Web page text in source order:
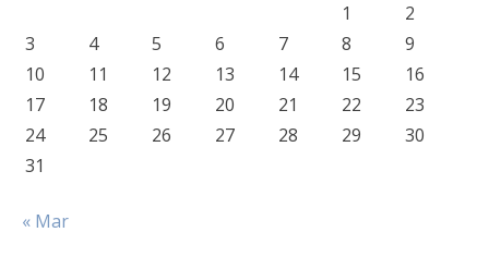
1
2
3
4 5 6 7 8
9
10
11 12 13 14 15
16
17
18 19 20 21 22
23
24
25 26 27 28 29
30
31
« Mar